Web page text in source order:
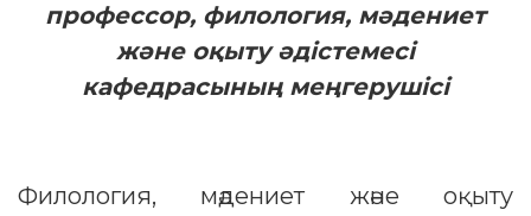
профессор, филология, мәдениет
және оқыту әдістемесі
кафедрасының меңгерушісі
Филология, мәдениет және оқыту